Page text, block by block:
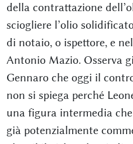
della contrattazione
sciogliere l’olio
di notaio, o ispettore, e
Antonio Mazio. Osserva
Gennaro che oggi il
non si spiega perché
una figura intermedia
già potenzialmente